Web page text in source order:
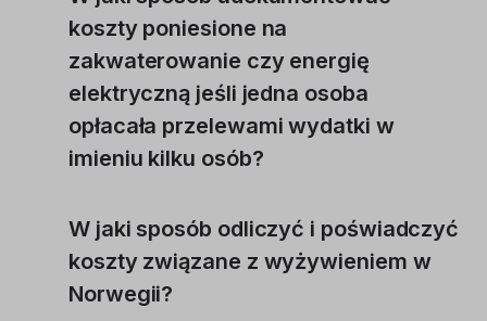
koszty poniesione na
zakwaterowanie czy energię
elektryczną jeśli jedna osoba
opłacała przelewami wydatki w
imieniu kilku osób?
W jaki sposób odliczyć i poświadczyć
koszty związane z wyżywieniem w
Norwegii?